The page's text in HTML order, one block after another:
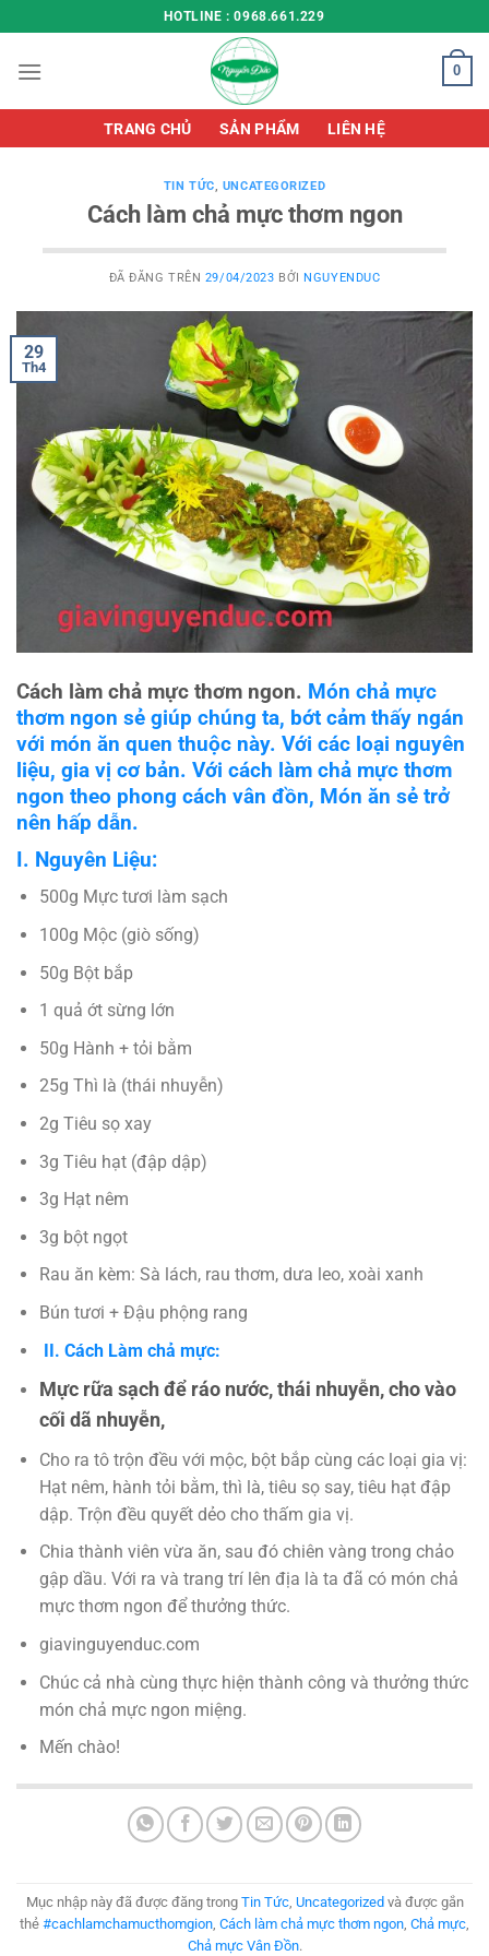
đến
nội
HOTLINE : 0968.661.229
0
TRANG CHỦ SẢN PHẨM LIÊN HỆ
TIN TỨC, UNCATEGORIZED
Cách làm chả mực thơm ngon
ĐÃ ĐĂNG TRÊN 29/04/2023 BỞI NGUYENDUC
29
Th4
Cách làm chả mực thơm ngon. Món chả mực
thơm ngon sẻ giúp chúng ta, bớt cảm thấy ngán
với món ăn quen thuộc này. Với các loại nguyên
liệu, gia vị cơ bản. Với cách làm chả mực thơm
ngon theo phong cách vân đồn, Món ăn sẻ trở
nên hấp dẫn.
I. Nguyên Liệu:
500g Mực tươi làm sạch
100g Mộc (giò sống)
50g Bột bắp
1 quả ớt sừng lớn
50g Hành + tỏi bằm
25g Thì là (thái nhuyễn)
2g Tiêu sọ xay
3g Tiêu hạt (đập dập)
3g Hạt nêm
3g bột ngọt
Rau ăn kèm: Sà lách, rau thơm, dưa leo, xoài xanh
Bún tươi + Đậu phộng rang
II. Cách Làm chả mực:
Mực rữa sạch để ráo nước, thái nhuyễn, cho vào
cối dã nhuyễn,
Cho ra tô trộn đều với mộc, bột bắp cùng các loại gia vị:
Hạt nêm, hành tỏi bằm, thì là, tiêu sọ say, tiêu hạt đập
dập. Trộn đều quyết dẻo cho thấm gia vị.
Chia thành viên vừa ăn, sau đó chiên vàng trong chảo
gập dầu. Với ra và trang trí lên địa là ta đã có món chả
mực thơm ngon để thưởng thức.
giavinguyenduc.com
Chúc cả nhà cùng thực hiện thành công và thưởng thức
món chả mực ngon miệng.
Mến chào!
Mục nhập này đã được đăng trong Tin Tức, Uncategorizedvà được gắn
thẻ #cachlamchamucthomgion Cách làm chả mực thơm ngon Chả mực
Chả mực Vân Đồn.